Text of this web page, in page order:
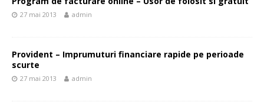
27 mai 2013 admin
Provident – Imprumuturi financiare rapide pe perioade
scurte
27 mai 2013 admin